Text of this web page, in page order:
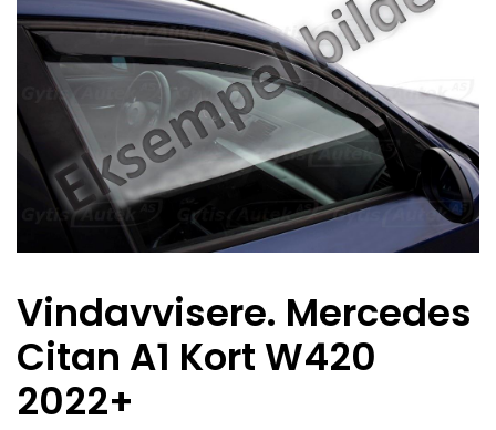
Vindavvisere. Mercedes
Citan A1 Kort W420
2022+